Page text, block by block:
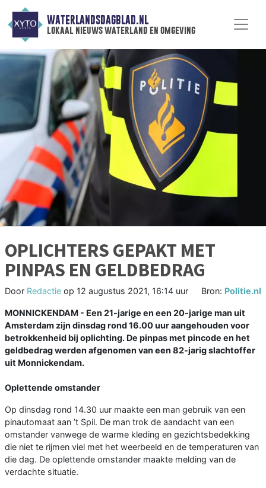
WATERLANDSDAGBLAD.NL
lokaal nieuws waterland en omgeving
OPLICHTERS GEPAKT MET
PINPAS EN GELDBEDRAG
Door Redactie op 12 augustus 2021, 16:14 uur Bron: Politie.nl
MONNICKENDAM - Een 21-jarige en een 20-jarige man uit
Amsterdam zijn dinsdag rond 16.00 uur aangehouden voor
betrokkenheid bij oplichting. De pinpas met pincode en het
geldbedrag werden afgenomen van een 82-jarig slachtoffer
uit Monnickendam.
Oplettende omstander
Op dinsdag rond 14.30 uur maakte een man gebruik van een
pinautomaat aan ’t Spil. De man trok de aandacht van een
omstander vanwege de warme kleding en gezichtsbedekking
die niet te rijmen viel met het weerbeeld en de temperaturen van
die dag. De oplettende omstander maakte melding van de
verdachte situatie.